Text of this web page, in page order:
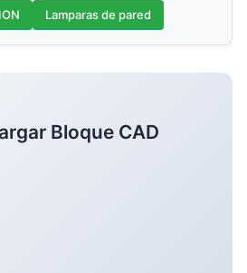
Lamparas de pared
Bloque CAD